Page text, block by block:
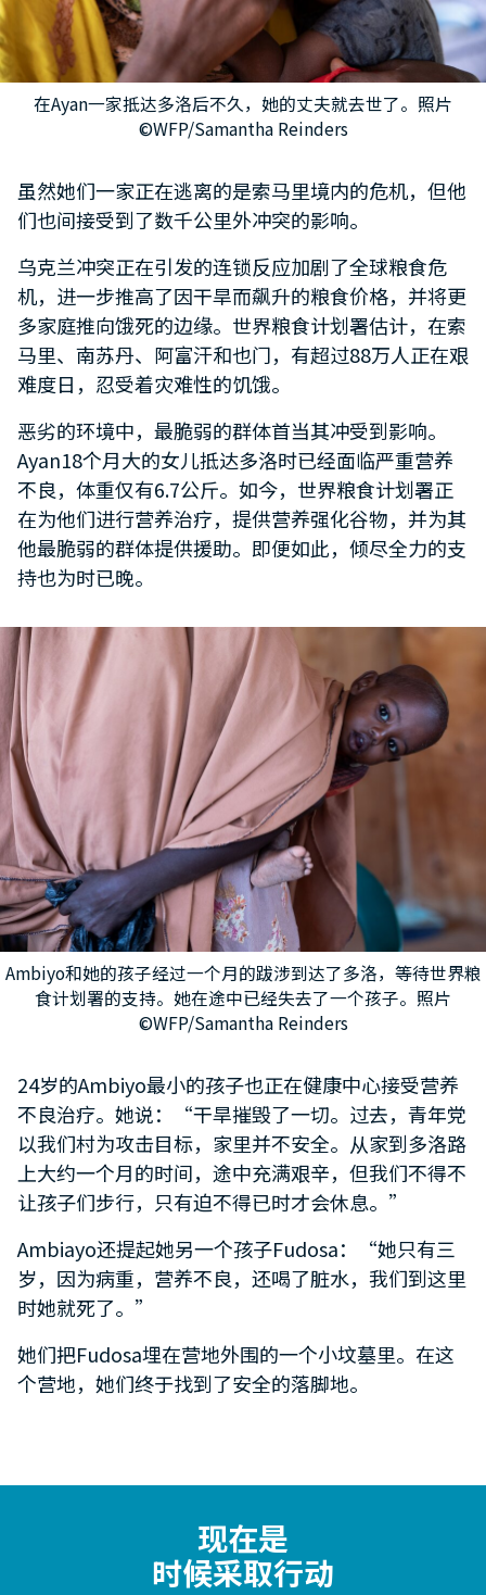
在Ayan一家抵达多洛后不久，她的丈夫就去世了。照片
©WFP/Samantha Reinders
虽然她们一家正在逃离的是索马里境内的危机，但他
们也间接受到了数千公里外冲突的影响。
乌克兰冲突正在引发的连锁反应加剧了全球粮食危
机，进一步推高了因干旱而飙升的粮食价格，并将更
多家庭推向饿死的边缘。世界粮食计划署估计，在索
马里、南苏丹、阿富汗和也门，有超过88万人正在艰
难度日，忍受着灾难性的饥饿。
恶劣的环境中，最脆弱的群体首当其冲受到影响。
Ayan18个月大的女儿抵达多洛时已经面临严重营养
不良，体重仅有6.7公斤。如今，世界粮食计划署正
在为他们进行营养治疗，提供营养强化谷物，并为其
他最脆弱的群体提供援助。即便如此，倾尽全力的支
持也为时已晚。
Ambiyo和她的孩子经过一个月的跋涉到达了多洛，等待世界粮
食计划署的支持。她在途中已经失去了一个孩子。照片
©WFP/Samantha Reinders
24岁的Ambiyo最小的孩子也正在健康中心接受营养
不良治疗。她说：“干旱摧毁了一切。过去，青年党
以我们村为攻击目标，家里并不安全。从家到多洛路
上大约一个月的时间，途中充满艰辛，但我们不得不
让孩子们步行，只有迫不得已时才会休息。”
Ambiayo还提起她另一个孩子Fudosa：“她只有三
岁，因为病重，营养不良，还喝了脏水，我们到这里
时她就死了。”
她们把Fudosa埋在营地外围的一个小坟墓里。在这
个营地，她们终于找到了安全的落脚地。
现在是
时候采取行动